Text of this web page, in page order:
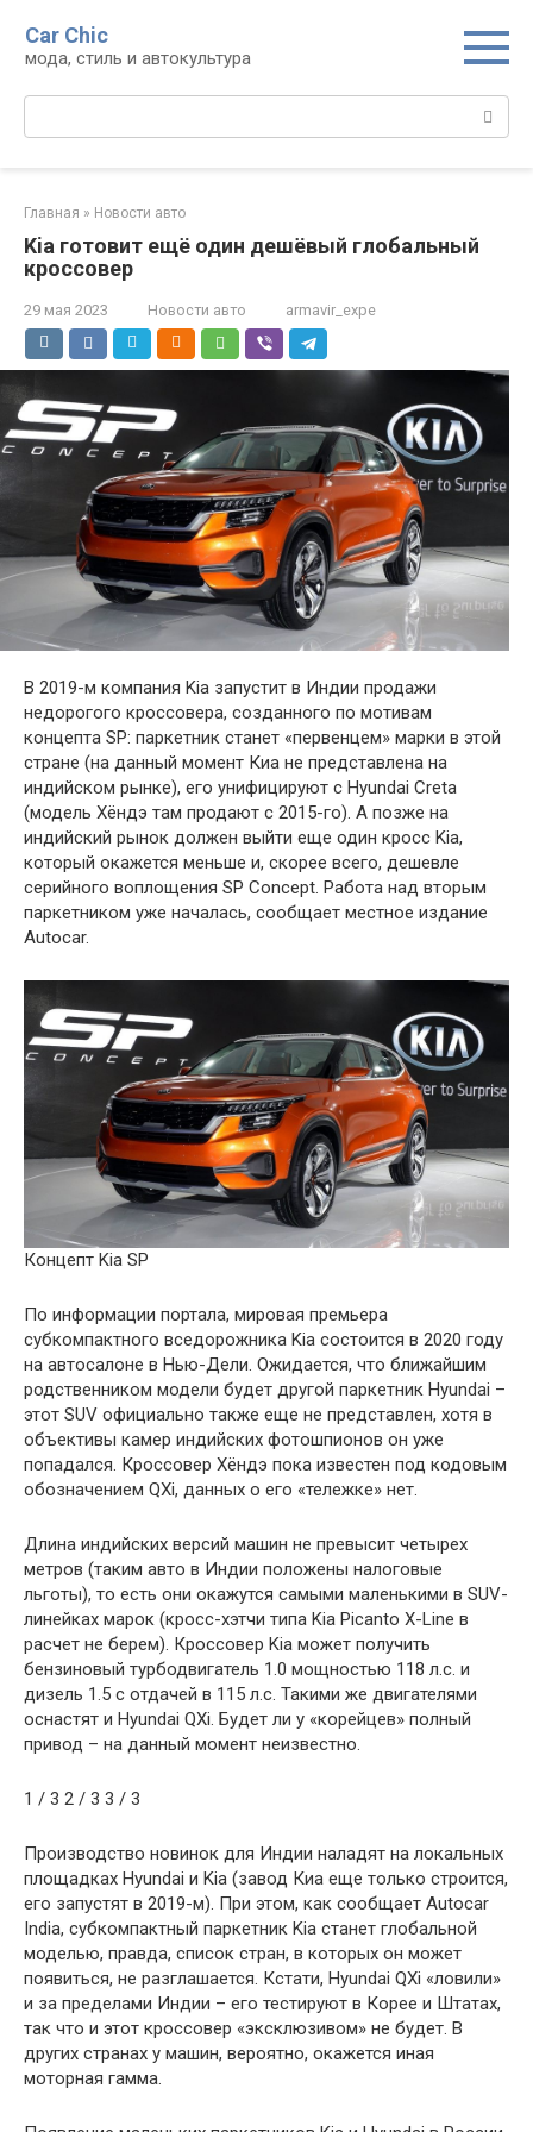
контенту
Car Chic
мода, стиль и автокультура
Поиск:
Главная » Новости авто
Kia готовит ещё один дешёвый глобальный
кроссовер
29 мая 2023 Новости авто armavir_expe
В 2019-м компания Kia запустит в Индии продажи
недорогого кроссовера, созданного по мотивам
концепта SP: паркетник станет «первенцем» марки в этой
стране (на данный момент Киа не представлена на
индийском рынке), его унифицируют с Hyundai Creta
(модель Хёндэ там продают с 2015-го). А позже на
индийский рынок должен выйти еще один кросс Kia,
который окажется меньше и, скорее всего, дешевле
серийного воплощения SP Concept. Работа над вторым
паркетником уже началась, сообщает местное издание
Autocar.
Концепт Kia SP
По информации портала, мировая премьера
субкомпактного вседорожника Kia состоится в 2020 году
на автосалоне в Нью-Дели. Ожидается, что ближайшим
родственником модели будет другой паркетник Hyundai –
этот SUV официально также еще не представлен, хотя в
объективы камер индийских фотошпионов он уже
попадался. Кроссовер Хёндэ пока известен под кодовым
обозначением QXi, данных о его «тележке» нет.
Длина индийских версий машин не превысит четырех
метров (таким авто в Индии положены налоговые
льготы), то есть они окажутся самыми маленькими в SUV-
линейках марок (кросс-хэтчи типа Kia Picanto X-Line в
расчет не берем). Кроссовер Kia может получить
бензиновый турбодвигатель 1.0 мощностью 118 л.с. и
дизель 1.5 с отдачей в 115 л.с. Такими же двигателями
оснастят и Hyundai QXi. Будет ли у «корейцев» полный
привод – на данный момент неизвестно.
1 / 3 2 / 3 3 / 3
Производство новинок для Индии наладят на локальных
площадках Hyundai и Kia (завод Киа еще только строится,
его запустят в 2019-м). При этом, как сообщает Autocar
India, субкомпактный паркетник Kia станет глобальной
моделью, правда, список стран, в которых он может
появиться, не разглашается. Кстати, Hyundai QXi «ловили»
и за пределами Индии – его тестируют в Корее и Штатах,
так что и этот кроссовер «эксклюзивом» не будет. В
других странах у машин, вероятно, окажется иная
моторная гамма.